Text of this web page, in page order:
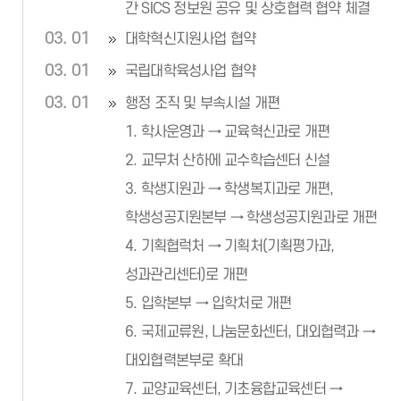
간 SICS 정보원 공유 및 상호협력 협약 체결
03. 01 대학혁신지원사업 협약
03. 01 국립대학육성사업 협약
03. 01
행정 조직 및 부속시설 개편
1. 학사운영과 → 교육혁신과로 개편
2. 교무처 산하에 교수학습센터 신설
3. 학생지원과 → 학생복지과로 개편,
학생성공지원본부 → 학생성공지원과로 개편
4. 기획협럭처 → 기획처(기획평가과,
성과관리센터)로 개편
5. 입학본부 → 입학처로 개편
6. 국제교류원, 나눔문화센터, 대외협력과 →
대외협력본부로 확대
7. 교양교육센터, 기초융합교육센터 →